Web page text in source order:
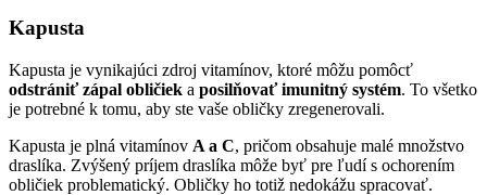
Kapusta
Kapusta je vynikajúci zdroj vitamínov, ktoré môžu pomôcť
odstrániť zápal obličiek a posilňovať imunitný systém. To všetko
je potrebné k tomu, aby ste vaše obličky zregenerovali.
Kapusta je plná vitamínov A a C, pričom obsahuje malé množstvo
draslíka. Zvýšený príjem draslíka môže byť pre ľudí s ochorením
obličiek problematický. Obličky ho totiž nedokážu spracovať.